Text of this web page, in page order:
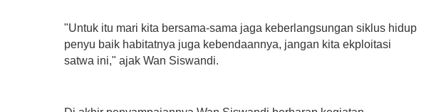
"Untuk itu mari kita bersama-sama jaga keberlangsungan siklus hidup
penyu baik habitatnya juga kebendaannya, jangan kita ekploitasi
satwa ini," ajak Wan Siswandi.